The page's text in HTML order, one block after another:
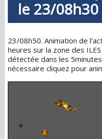
le 23/08h30
23/08h50. Animation de
heures sur la zone des
détectée dans les
nécessaire cliquez pour